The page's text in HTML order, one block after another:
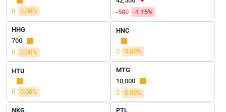
0 0.00%
-500
-1.16%
HHG
700
0
0.00%
HNC
0 0.00%
HTU
0 0.00%
MTG
10,000
0
0.00%
NKG
PTL
VỤ
TRUYỀN
TIỆN
ÍCH